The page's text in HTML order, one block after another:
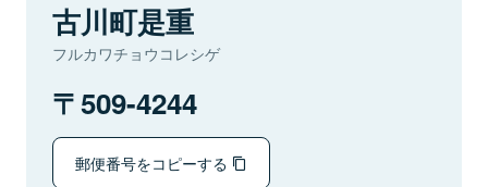
古川町是重
フルカワチョウコレシゲ
509-4244
郵便番号をコピーする